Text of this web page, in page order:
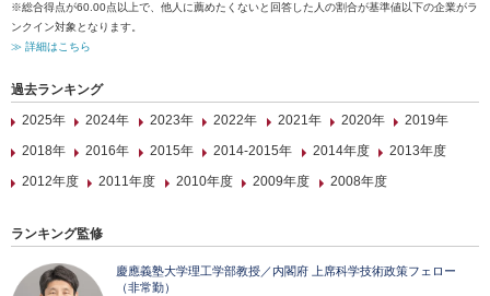
※総合得点が60.00点以上で、他人に薦めたくないと回答した人の割合が基準値以下の企業がラ
ンクイン対象となります。
≫ 詳細はこちら
過去ランキング
2025年
2024年 2023年 2022年 2021年 2020年
2019年
2018年
2016年 2015年 2014-2015年 2014年度
2013年度
2012年度
2011年度 2010年度 2009年度 2008年度
ランキング監修
慶應義塾大学理工学部教授／内閣府 上席科学技術政策フェロー
（非常勤）